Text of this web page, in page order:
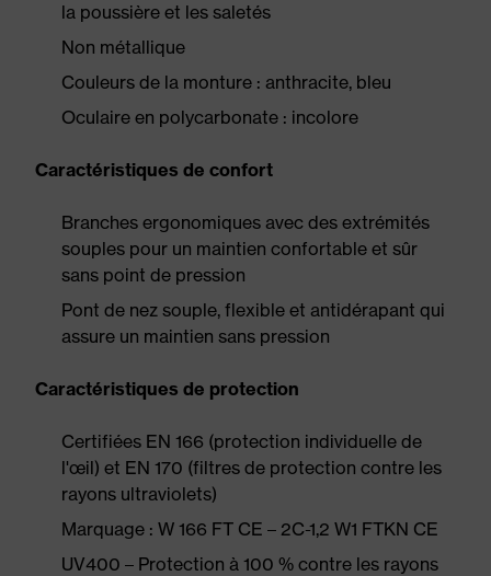
la poussière et les saletés
Non métallique
Couleurs de la monture : anthracite, bleu
Oculaire en polycarbonate : incolore
Caractéristiques de confort
Branches ergonomiques avec des extrémités
souples pour un maintien confortable et sûr
sans point de pression
Pont de nez souple, flexible et antidérapant qui
assure un maintien sans pression
Caractéristiques de protection
Certifiées EN 166 (protection individuelle de
l'œil) et EN 170 (filtres de protection contre les
rayons ultraviolets)
Marquage : W 166 FT CE – 2C-1,2 W1 FTKN CE
UV400 – Protection à 100 % contre les rayons